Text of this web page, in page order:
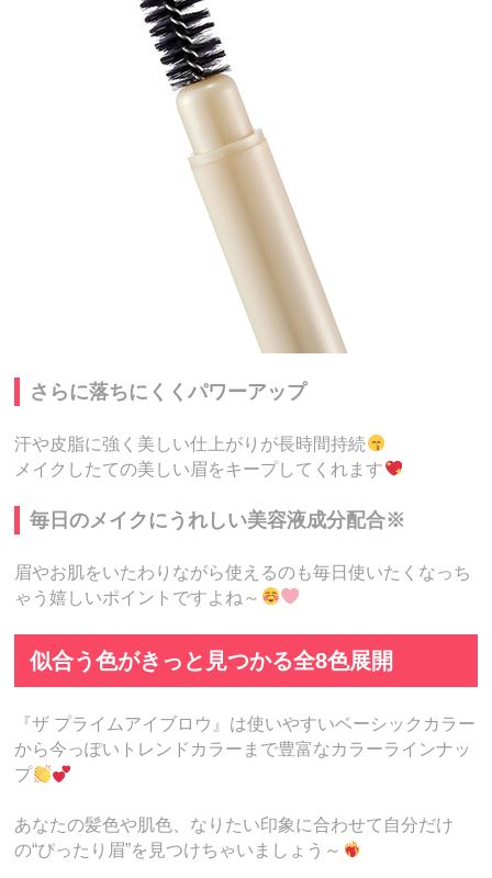
さらに落ちにくくパワーアップ
汗や皮脂に強く美しい仕上がりが長時間持続
メイクしたての美しい眉をキープしてくれます
毎日のメイクにうれしい美容液成分配合※
眉やお肌をいたわりながら使えるのも毎日使いたくなっち
ゃう嬉しいポイントですよね～
似合う色がきっと見つかる全8色展開
『ザ プライムアイブロウ』は使いやすいベーシックカラー
から今っぽいトレンドカラーまで豊富なカラーラインナッ
プ
あなたの髪色や肌色、なりたい印象に合わせて自分だけ
の“ぴったり眉”を見つけちゃいましょう～